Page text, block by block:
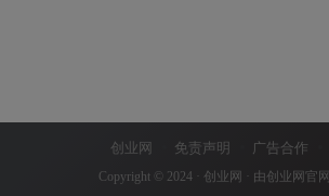
创业网 免责声明 广告合作
Copyright © 2024 · 创业网 · 由创业网官网